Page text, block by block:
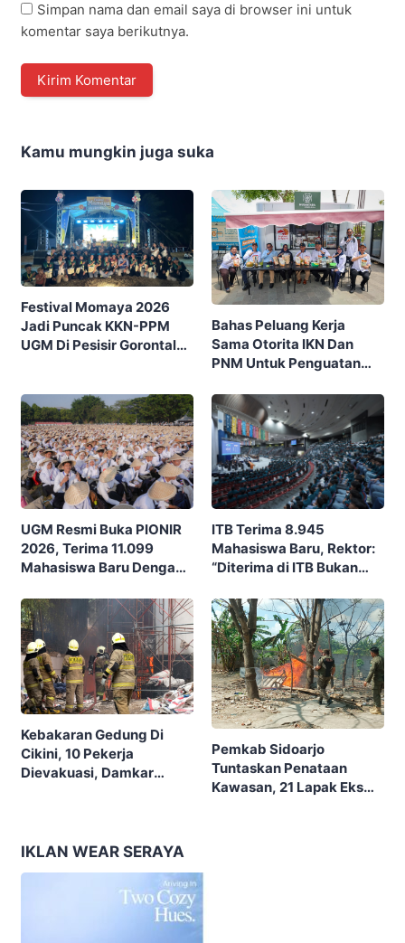
Simpan nama dan email saya di browser ini untuk
komentar saya berikutnya.
Kamu mungkin juga suka
Festival Momaya 2026
Jadi Puncak KKN-PPM
UGM Di Pesisir Gorontalo,
Bahas Peluang Kerja
Sama Otorita IKN Dan
PNM Untuk Penguatan
Nusantara
UGM Resmi Buka PIONIR
2026, Terima 11.099
Mahasiswa Baru Dengan
Membangun Bangsa”
ITB Terima 8.945
Mahasiswa Baru, Rektor:
“Diterima di ITB Bukan
Kebakaran Gedung Di
Cikini, 10 Pekerja
Dievakuasi, Damkar
Pemkab Sidoarjo
Tuntaskan Penataan
Kawasan, 21 Lapak Eks
IKLAN WEAR SERAYA